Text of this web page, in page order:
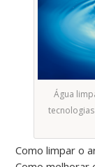
Água
Como limpar o